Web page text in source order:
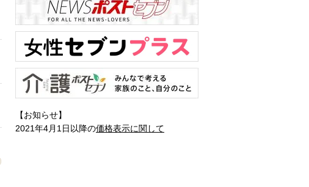
【お知らせ】
2021年4月1日以降の価格表示に関して